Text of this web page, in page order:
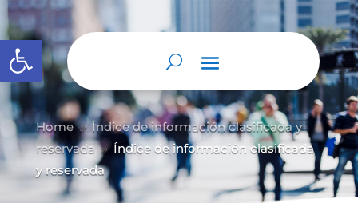
Abrir barra de herramientas
Home 9 Índice de información clasificada y
reservada 9 Índice de información clasificada
y reservada